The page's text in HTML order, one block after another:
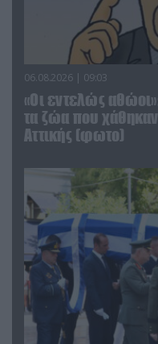
06.08.2026 | 09:03
«Οι εντελώς
τα ζώα που χάθηκαν
Αττικής (φωτο)